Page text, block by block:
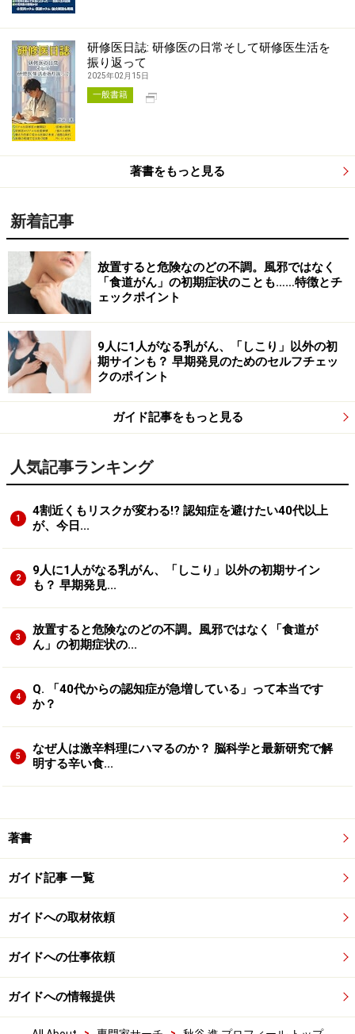
研修医日誌: 研修医の日常そして研修医生活を
振り返って
2025年02月15日
一般書籍
著書をもっと見る
新着記事
放置すると危険なのどの不調。風邪ではなく
「食道がん」の初期症状のことも……特徴とチ
ェックポイント
9人に1人がなる乳がん、「しこり」以外の初
期サインも？ 早期発見のためのセルフチェッ
クのポイント
ガイド記事をもっと見る
人気記事ランキング
1
4割近くもリスクが変わる!? 認知症を避けたい40代以上
が、今日...
2
9人に1人がなる乳がん、「しこり」以外の初期サイン
も？ 早期発見...
3
放置すると危険なのどの不調。風邪ではなく「食道が
ん」の初期症状の...
4
Q. 「40代からの認知症が急増している」って本当です
か？
5
なぜ人は激辛料理にハマるのか？ 脳科学と最新研究で解
明する辛い食...
著書
ガイド記事 一覧
ガイドへの取材依頼
ガイドへの仕事依頼
ガイドへの情報提供